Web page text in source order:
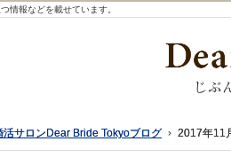
サロンDear Bride Tokyoブログ 2017年11
情報などを載せています。
サロンDear Bride Tokyoブログ 2017年11